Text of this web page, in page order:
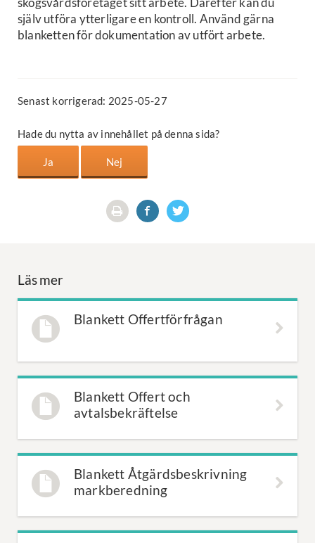
själv utföra ytterligare en kontroll. Använd gärna
blanketten för dokumentation av utfört arbete.
Senast korrigerad: 2025-05-27
Hade du nytta av innehållet på denna sida?
Läs mer
Blankett Offertförfrågan
Blankett Offert och
avtalsbekräftelse
Blankett Åtgärdsbeskrivning
markberedning